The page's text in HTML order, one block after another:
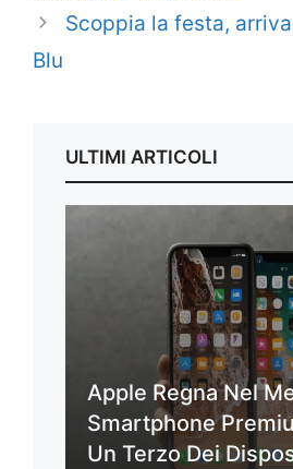
Scoppia la festa,
Blu
ULTIMI ARTICOLI
Apple Regna Nel
Smartphone
Un Terzo Dei